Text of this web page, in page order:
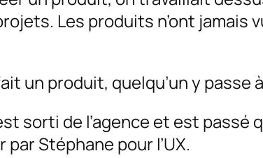
Les produits n’ont jamais
un produit, quelqu’un y passe
sorti de l’agence et est passé
Stéphane pour l’UX.